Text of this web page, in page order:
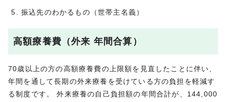
振込先のわかるもの（世帯主名義）
高額療養費（外来 年間合算）
70歳以上の方の高額療養費の上限額を見直したことに伴い、
年間を通して長期の外来療養を受けている方の負担を軽減す
る制度です。 外来療養の自己負担額の年間合計が、144,000